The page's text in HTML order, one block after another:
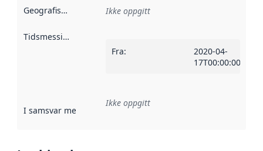
Geografisk avgrensning :
Ikke oppgitt
Tidsmessig avgrensning
Fra:
2020-04-
17T00:00:00Z
I samsvar med Referanse til en implementasjonsregel
Ikke oppgitt